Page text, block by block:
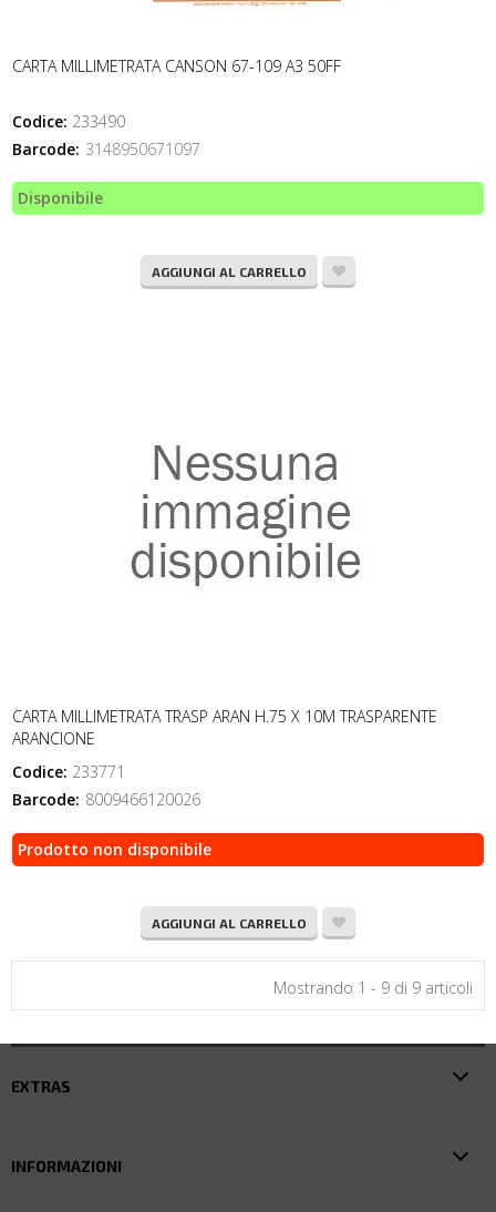
CARTA MILLIMETRATA CANSON 67-109 A3 50FF
Codice: 233490
Barcode: 3148950671097
Disponibile
AGGIUNGI AL CARRELLO
CARTA MILLIMETRATA TRASP ARAN H.75 X 10M TRASPARENTE
ARANCIONE
Codice: 233771
Barcode: 8009466120026
Prodotto non disponibile
AGGIUNGI AL CARRELLO
Mostrando 1 - 9 di 9 articoli
EXTRAS
INFORMAZIONI